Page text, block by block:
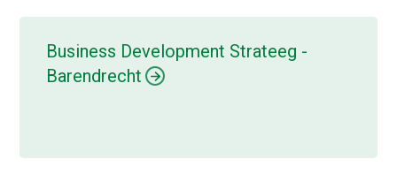
Business Development Strateeg -
Barendrecht